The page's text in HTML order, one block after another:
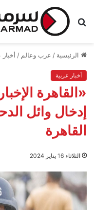
بحث
الرئيسية / عرب وعالم /
أخبار عربية
«القاهرة
إدخال وائل
القاهرة
الثلاثاء 16 يناير 2024